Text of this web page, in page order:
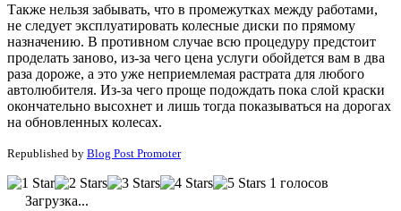
Также нельзя забывать, что в промежутках между работами,
не следует эксплуатировать колесные диски по прямому
назначению. В противном случае всю процедуру предстоит
проделать заново, из-за чего цена услуги обойдется вам в два
раза дороже, а это уже неприемлемая растрата для любого
автолюбителя. Из-за чего проще подождать пока слой краски
окончательно высохнет и лишь тогда показываться на дорогах
на обновленных колесах.
Republished by Blog Post Promoter
1 голосов
Загрузка...